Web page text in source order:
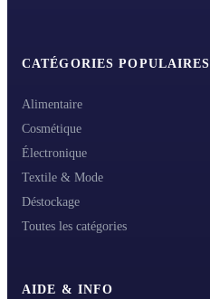
CATÉGORIES POPULAIRES
Alimentaire
Cosmétique
Électronique
Textile & Mode
Déstockage
Toutes les catégories
AIDE & INFO